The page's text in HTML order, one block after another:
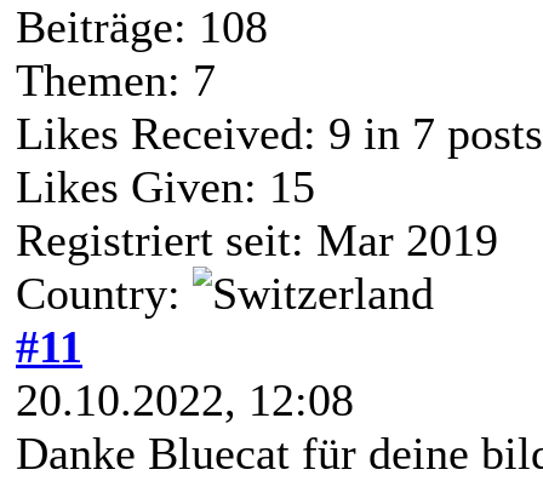
Beiträge: 108
Themen: 7
Likes Received: 9 in 7 posts
Likes Given: 15
Registriert seit: Mar 2019
Country:
#11
20.10.2022, 12:08
Danke Bluecat für deine